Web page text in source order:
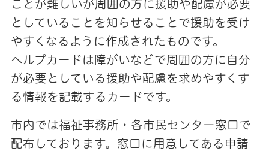
ことが難しいが周囲の方に援助や配慮が必要
としていることを知らせることで援助を受け
やすくなるように作成されたものです。
ヘルプカードは障がいなどで周囲の方に自分
が必要としている援助や配慮を求めやすくす
る情報を記載するカードです。
市内では福祉事務所・各市民センター窓口で
配布しております。窓口に用意してある申請